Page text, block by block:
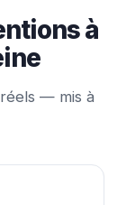
à
— mis à